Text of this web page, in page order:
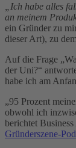
„Ich habe alles
an meinem
ein Gründer zu
dieser Art), zu
Auf die Frage
der Uni?“
habe ich am
„95 Prozent
obwohl ich
berichtet
Gründerszene-